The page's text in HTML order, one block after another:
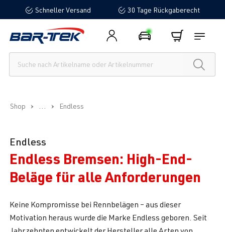
springenSchneller Versand 30 Tage Rückgaberecht
Shop ... Endless
Endless
Endless Bremsen: High-End-
Beläge für alle Anforderungen
Keine Kompromisse bei Rennbelägen – aus dieser
Motivation heraus wurde die Marke Endless geboren. Seit